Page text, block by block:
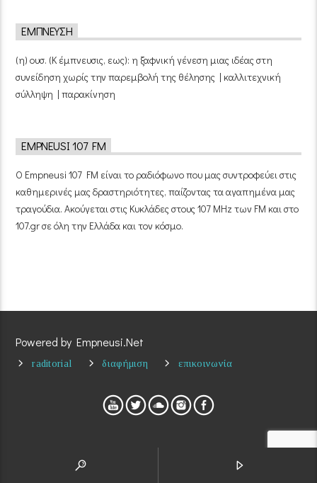
ΈΜΠΝΕΥΣΗ
(η) ουσ. (Κ έμπνευσις, εως): η ξαφνική γένεση μιας ιδέας στη
συνείδηση χωρίς την παρεμβολή της θέλησης | καλλιτεχνική
σύλληψη | παρακίνηση
EMPNEUSI 107 FM
Ο Empneusi 107 FM είναι το ραδιόφωνο που μας συντροφεύει στις
καθημερινές μας δραστηριότητες, παίζοντας τα αγαπημένα μας
τραγούδια. Ακούγεται στις Κυκλάδες στους 107 MHz των FM και στο
107.gr σε όλη την Ελλάδα και τον κόσμο.
Powered by Empneusi.Net
raditorial διαφήμιση επικοινωνία